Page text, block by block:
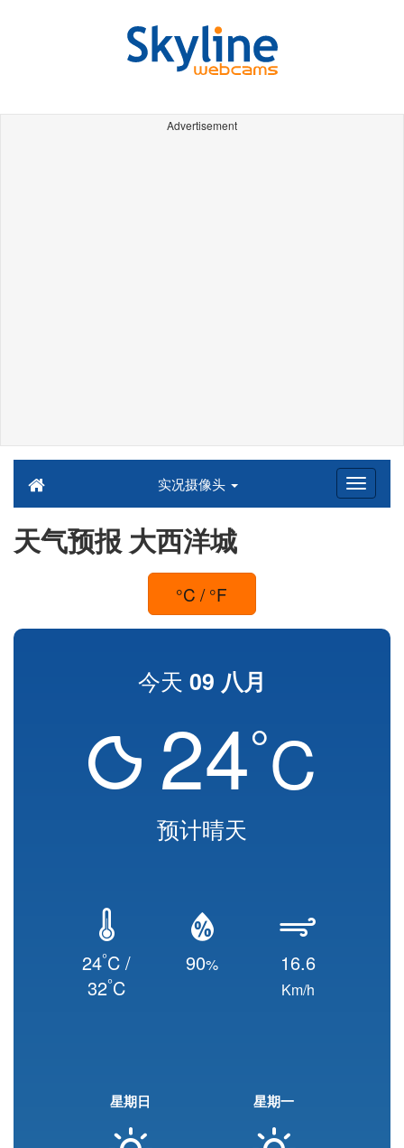
Advertisement
实况摄像头
天气预报 大西洋城
°C / °F
今天 09 八月
24°C
预计晴天
24°C /
32°C
90% 16.6
Km/h
星期日 星期一